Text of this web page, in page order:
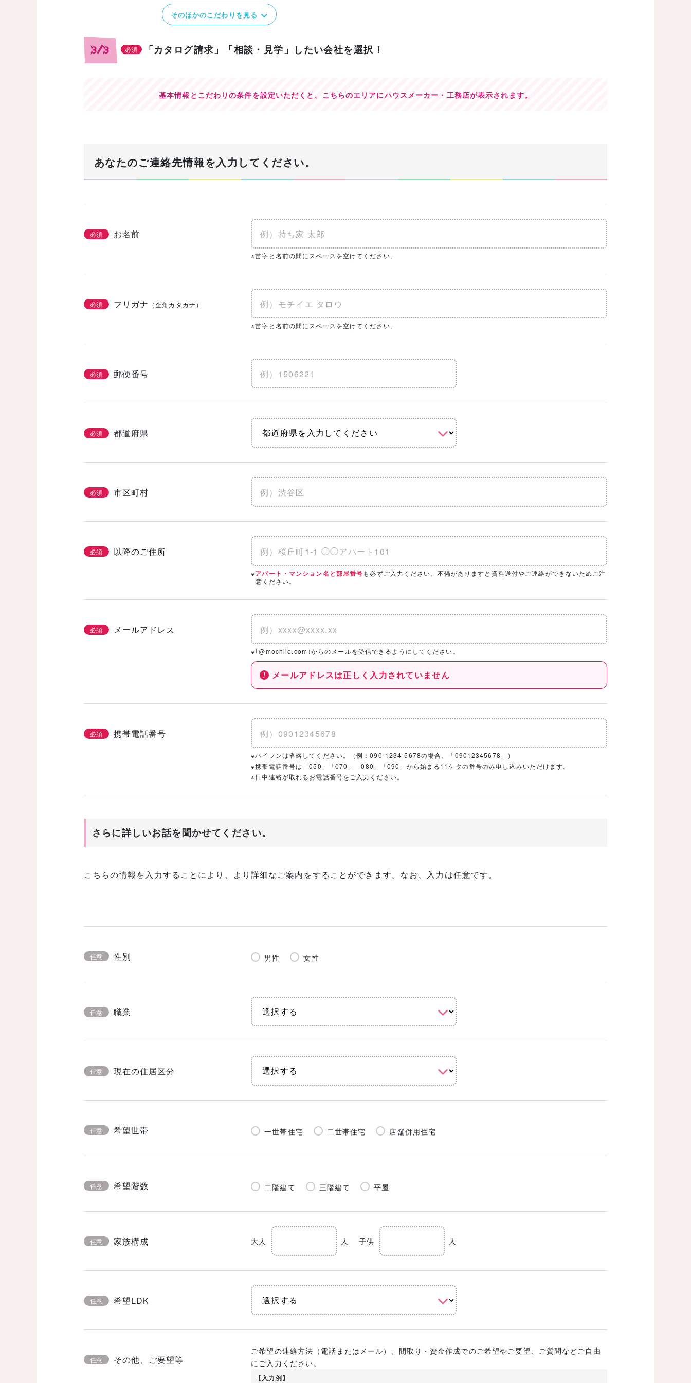
そのほかのこだわりを見る
3/3 必須 「カタログ請求」「相談・見学」したい会社を選択！
基本情報とこだわりの条件を設定いただくと、 こちらのエリアにハウスメーカー・工務店が表示されます。
あなたのご連絡先情報を入力してください。
必須 お名前
※苗字と名前の間にスペースを空けてください。
必須 フリガナ （全角カタカナ）
※苗字と名前の間にスペースを空けてください。
必須 郵便番号
必須 都道府県
必須 市区町村
必須 以降のご住所
※アパート・マンション名と部屋番号も必ずご入力ください。不備がありますと資料送付やご連絡ができないためご注
意ください。
必須 メールアドレス
※｢@mochiie.com｣からのメールを受信できるようにしてください。
メールアドレスは正しく入力されていません
必須 携帯電話番号
※ハイフンは省略してください。（例：090-1234-5678の場合、「09012345678」）
※携帯電話番号は「050」「070」「080」「090」から始まる11ケタの番号のみ申し込みいただけます。
※日中連絡が取れるお電話番号をご入力ください。
さらに詳しいお話を聞かせてください。
こちらの情報を入力することにより、より詳細なご案内をすることができます。なお、入力は任意です。
任意 性別 男性 女性
任意 職業
任意 現在の住居区分
任意 希望世帯 一世帯住宅 二世帯住宅 店舗併用住宅
任意 希望階数 二階建て 三階建て 平屋
任意 家族構成 大人 人 子供 人
任意 希望LDK
任意 その他、ご要望等
ご希望の連絡方法（電話またはメール）、間取り・資金作成でのご希望やご要望、ご質問などご自由
にご入力ください。
【入力例】